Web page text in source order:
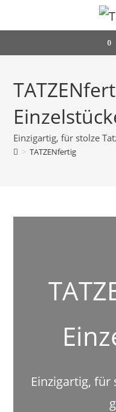
0
Einzigartig, für stolze
> TATZENfertig
Einzigartig, für